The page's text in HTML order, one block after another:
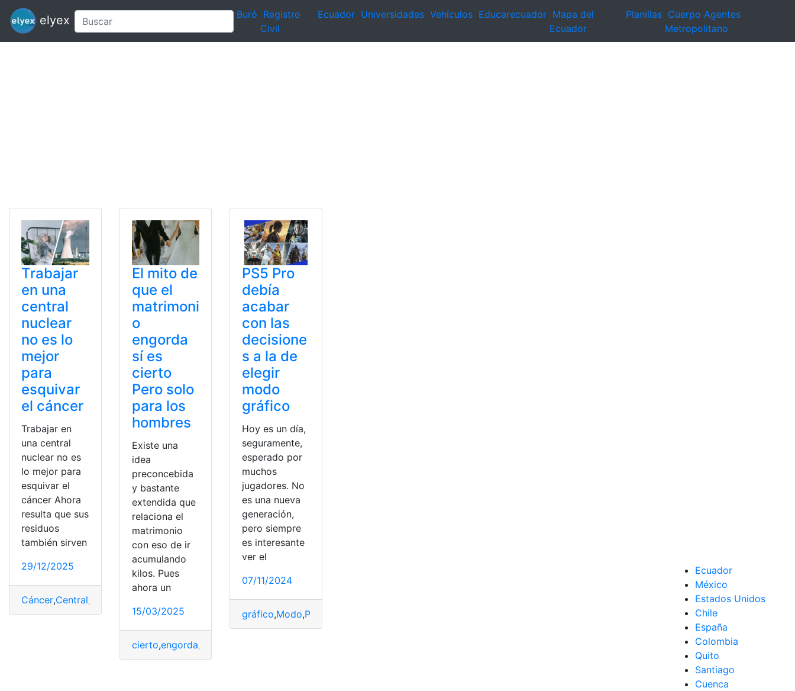
elyex Buró Registro
Civil
Ecuador Universidades Vehículos Educarecuador Mapa del
Ecuador
Planillas Cuerpo Agentes
Metropolitano
Trabajar
en una
central
nuclear
no es lo
mejor
para
esquivar
el cáncer
Trabajar en
una central
nuclear no es
lo mejor para
esquivar el
cáncer Ahora
resulta que sus
residuos
también sirven
29/12/2025
Cáncer,Central, Resulta,también,trabajar
El mito de
que el
matrimoni
o
engorda
sí es
cierto
Pero solo
para los
hombres
Existe una
idea
preconcebida
y bastante
extendida que
relaciona el
matrimonio
con eso de ir
acumulando
kilos. Pues
ahora un
15/03/2025
cierto,engorda,
PS5 Pro
debía
acabar
con las
decisione
s a la de
elegir
modo
gráfico
Hoy es un día,
seguramente,
esperado por
muchos
jugadores. No
es una nueva
generación,
pero siempre
es interesante
ver el
07/11/2024
gráfico,Modo,Pro
Ecuador
México
Estados Unidos
Chile
España
Colombia
Quito
Santiago
Cuenca